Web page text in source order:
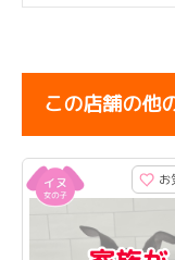
この店舗の他
お